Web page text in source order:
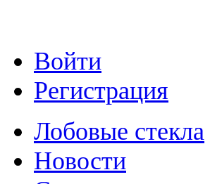
Войти
Регистрация
Лобовые стекла
Новости